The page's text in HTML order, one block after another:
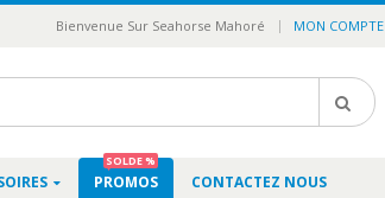
Bienvenue Sur Seahorse Mahoré | MON COMPTE
PROMOS
SOLDE %
CONTACTEZ NOUS